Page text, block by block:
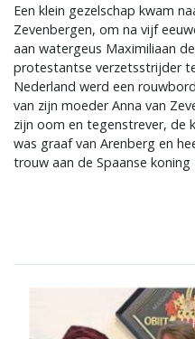
Een klein gezelschap kwam
Zevenbergen, om na vijf
aan watergeus Maximiliaan
protestantse verzetsstrijder
Nederland werd een
van zijn moeder Anna van
zijn oom en tegenstrever, de
was graaf van Arenberg en
trouw aan de Spaanse koning